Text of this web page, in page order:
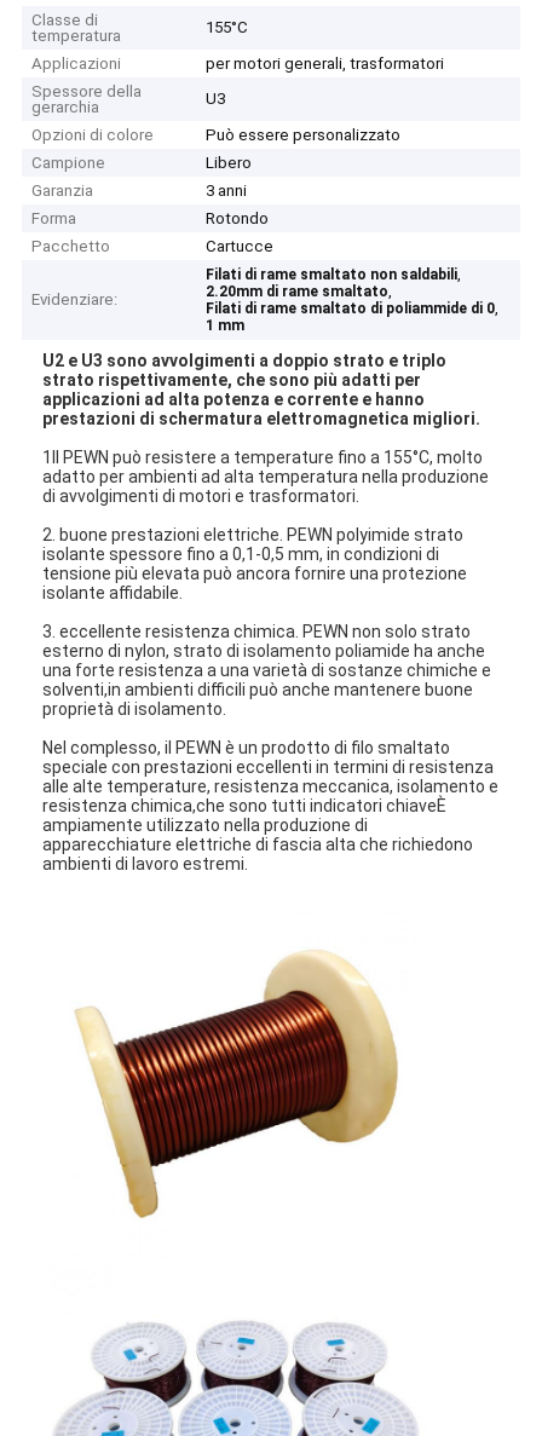
Prodotti
Spettacolo VR
Classe di
temperatura
155°C
Applicazioni
per motori generali, trasformatori
Spessore della
gerarchia
U3
Opzioni di colore
Può essere personalizzato
Campione
Libero
Garanzia
3 anni
Forma
Rotondo
Pacchetto
Cartucce
Evidenziare:
Filati di rame smaltato non saldabili,
2.20mm di rame smaltato,
Filati di rame smaltato di poliammide di 0,
1 mm
U2 e U3 sono avvolgimenti a doppio strato e triplo
strato rispettivamente, che sono più adatti per
applicazioni ad alta potenza e corrente e hanno
prestazioni di schermatura elettromagnetica migliori.
1Il PEWN può resistere a temperature fino a 155°C, molto
adatto per ambienti ad alta temperatura nella produzione
di avvolgimenti di motori e trasformatori.
2. buone prestazioni elettriche. PEWN polyimide strato
isolante spessore fino a 0,1-0,5 mm, in condizioni di
tensione più elevata può ancora fornire una protezione
isolante affidabile.
3. eccellente resistenza chimica. PEWN non solo strato
esterno di nylon, strato di isolamento poliamide ha anche
una forte resistenza a una varietà di sostanze chimiche e
solventi,in ambienti difficili può anche mantenere buone
proprietà di isolamento.
Nel complesso, il PEWN è un prodotto di filo smaltato
speciale con prestazioni eccellenti in termini di resistenza
alle alte temperature, resistenza meccanica, isolamento e
resistenza chimica,che sono tutti indicatori chiaveÈ
ampiamente utilizzato nella produzione di
apparecchiature elettriche di fascia alta che richiedono
ambienti di lavoro estremi.